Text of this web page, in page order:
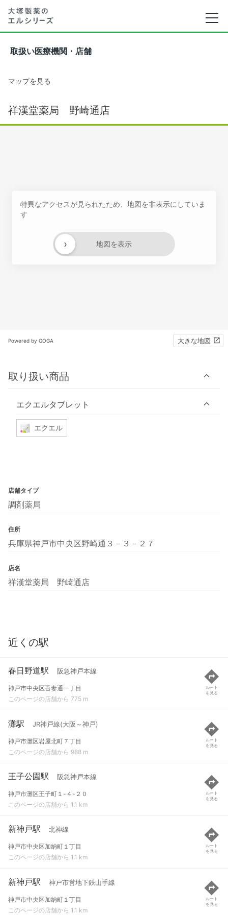
取扱い医療機関・店舗
マップを見る
祥漢堂薬局 野崎通店
特異なアクセスが見られたため、地図を非表示にしていま
す
地図を表示
›
Powered by GOGA 大きな地図
取り扱い商品
エクエルタブレット
エクエル
店舗タイプ
調剤薬局
住所
兵庫県神戸市中央区野崎通３－３－２７
店名
祥漢堂薬局 野崎通店
近くの駅
春日野道駅 阪急神戸本線
神戸市中央区吾妻通一丁目
このページの店舗から 775 m
ルート
を見る
灘駅 JR神戸線(大阪～神戸)
神戸市灘区岩屋北町７丁目
このページの店舗から 988 m
ルート
を見る
王子公園駅 阪急神戸本線
神戸市灘区王子町１-４-２０
このページの店舗から 1.1 km
ルート
を見る
新神戸駅 北神線
神戸市中央区加納町１丁目
このページの店舗から 1.1 km
ルート
を見る
新神戸駅 神戸市営地下鉄山手線
神戸市中央区加納町１丁目
このページの店舗から 1.1 km
ルート
を見る